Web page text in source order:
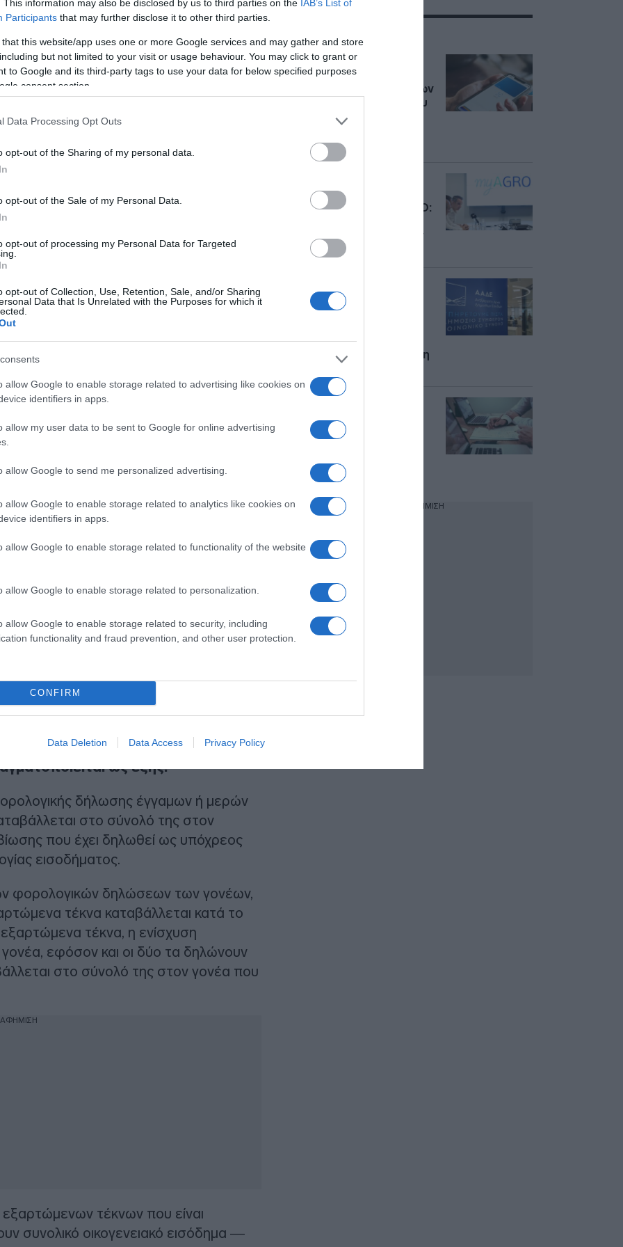
This information may also be disclosed by us to third parties on the IAB’s List of
Participants that may further disclose it to other third parties.
that this website/app uses one or more Google services and may gather and store
but not limited to your visit or usage behaviour. You may click to grant or
to Google and its third-party tags to use your data for below specified purposes
consent section.
Data Processing Opt Outs
opt-out of the Sharing of my personal data.
opt-out of the Sale of my Personal Data.
opt-out of processing my Personal Data for Targeted
opt-out of Collection, Use, Retention, Sale, and/or Sharing
Data that Is Unrelated with the Purposes for which it
allow Google to enable storage related to advertising like cookies on
identifiers in apps.
allow my user data to be sent to Google for online advertising
allow Google to send me personalized advertising.
allow Google to enable storage related to analytics like cookies on
identifiers in apps.
allow Google to enable storage related to functionality of the website
allow Google to enable storage related to personalization.
allow Google to enable storage related to security, including
functionality and fraud prevention, and other user protection.
CONFIRM
Data Deletion Data Access Privacy Policy
απέκτησαν παιδί το 2025 ή το 2026
Ειδικότερα, σύμφωνα με τη
γεννήθηκαν από 1 Ιανουαρίου 2025
ενίσχυση θα καταβληθεί έως την
των δικαιούχων θα ληφθούν υπόψη
εισοδήματος που υποβάλλονται κατά
μεταβολές που έχουν καταχωριστεί
Αριθμό Φορολογικού Μητρώου
να υποβληθεί αίτημα για
33.351 ΑΦΜ, για τα οποία είτε
σε μορφή IBAN στην ΑΑΔΕ
Για τις περιπτώσεις αυτές, η
στους δικαιούχους, ώστε να
IBAN και να λάβουν την ενίσχυση.
ως εξής:
δήλωσης έγγαμων ή μερών
στο σύνολό της στον
που έχει δηλωθεί ως υπόχρεος
εισοδήματος.
φορολογικών δηλώσεων των γονέων,
τέκνα καταβάλλεται κατά το
τέκνα, η ενίσχυση
εφόσον και οι δύο τα δηλώνουν
στο σύνολό της στον γονέα που
εξαρτώμενων τέκνων που είναι
συνολικό οικογενειακό εισόδημα —
Στο “μικροσκόπιο”
της ΑΑΔΕ οι
μεταφορές χρημάτων
– Οι συναλλαγές που
μπορεί να
δωρεές
παρουσίαση της
εφαρμογής myAGRO:
μεγάλη μέρα για τον
πρωτογενή τομέα”
πρόστιμα άνω του 1
εκατ. ευρώ σε
από “σαφάρι” της
ΑΑΔΕ – Στο 37,42% η
στην διαδικασία
εμπρόθεσμης
δηλώσεων
ΔΙΑΦΗΜΙΣΗ